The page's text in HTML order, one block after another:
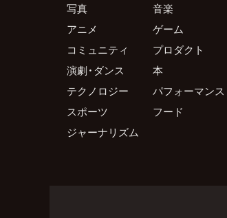
写真
音楽
アニメ
ゲーム
コミュニティ
プロダクト
演劇・ダンス
本
テクノロジー
パフォーマンス
スポーツ
フード
ジャーナリズム